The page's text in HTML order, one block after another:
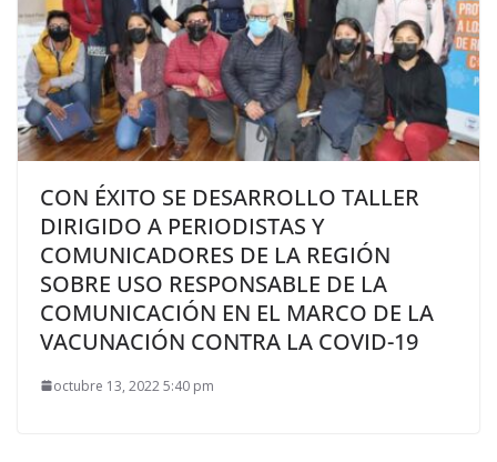
CON ÉXITO SE DESARROLLO TALLER
DIRIGIDO A PERIODISTAS Y
COMUNICADORES DE LA REGIÓN
SOBRE USO RESPONSABLE DE LA
COMUNICACIÓN EN EL MARCO DE LA
VACUNACIÓN CONTRA LA COVID-19
octubre 13, 2022 5:40 pm